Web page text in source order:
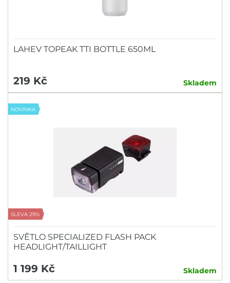
LAHEV TOPEAK TTI BOTTLE 650ML
219 Kč Skladem
NOVINKA
SLEVA 29%
SVĚTLO SPECIALIZED FLASH PACK
HEADLIGHT/TAILLIGHT
1 199 Kč Skladem